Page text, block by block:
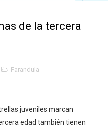
Cuba deja dos personas
franceses por torturar
de la tercera
Farandula
juveniles marcan
edad también tienen